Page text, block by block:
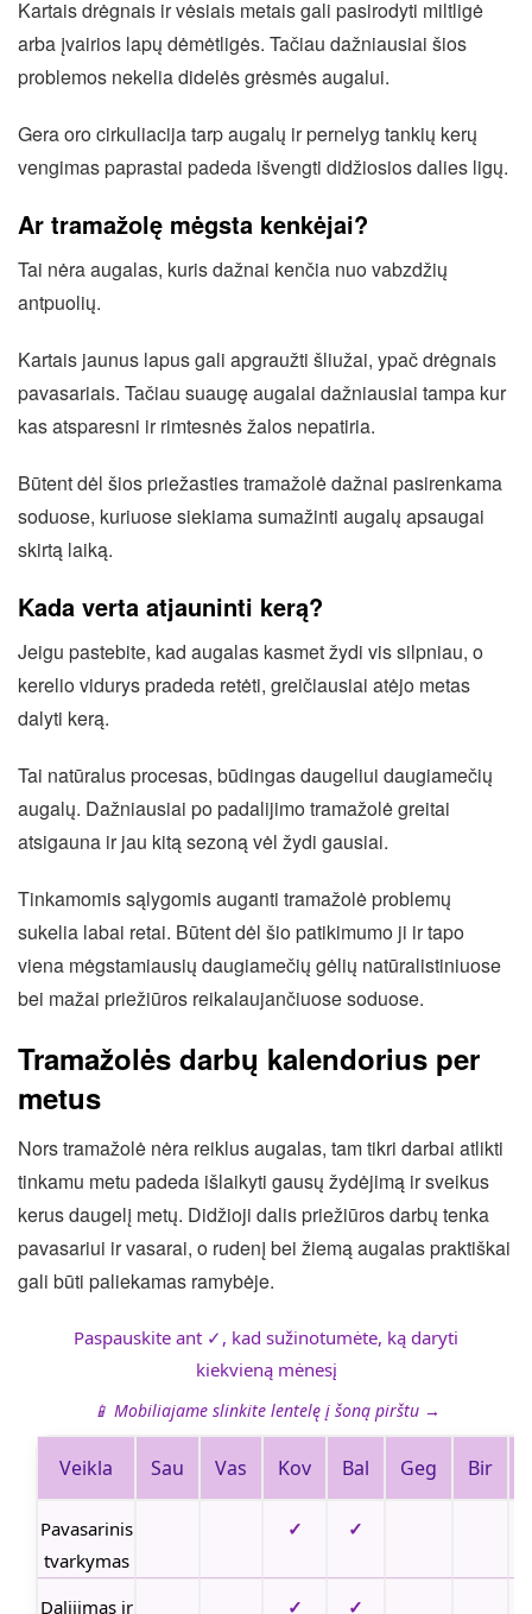
Kartais drėgnais ir vėsiais metais gali pasirodyti miltligė
arba įvairios lapų dėmėtligės. Tačiau dažniausiai šios
problemos nekelia didelės grėsmės augalui.
Gera oro cirkuliacija tarp augalų ir pernelyg tankių kerų
vengimas paprastai padeda išvengti didžiosios dalies ligų.
Ar tramažolę mėgsta kenkėjai?
Tai nėra augalas, kuris dažnai kenčia nuo vabzdžių
antpuolių.
Kartais jaunus lapus gali apgraužti šliužai, ypač drėgnais
pavasariais. Tačiau suaugę augalai dažniausiai tampa kur
kas atsparesni ir rimtesnės žalos nepatiria.
Būtent dėl šios priežasties tramažolė dažnai pasirenkama
soduose, kuriuose siekiama sumažinti augalų apsaugai
skirtą laiką.
Kada verta atjauninti kerą?
Jeigu pastebite, kad augalas kasmet žydi vis silpniau, o
kerelio vidurys pradeda retėti, greičiausiai atėjo metas
dalyti kerą.
Tai natūralus procesas, būdingas daugeliui daugiamečių
augalų. Dažniausiai po padalijimo tramažolė greitai
atsigauna ir jau kitą sezoną vėl žydi gausiai.
Tinkamomis sąlygomis auganti tramažolė problemų
sukelia labai retai. Būtent dėl šio patikimumo ji ir tapo
viena mėgstamiausių daugiamečių gėlių natūralistiniuose
bei mažai priežiūros reikalaujančiuose soduose.
Tramažolės darbų kalendorius per
metus
Nors tramažolė nėra reiklus augalas, tam tikri darbai atlikti
tinkamu metu padeda išlaikyti gausų žydėjimą ir sveikus
kerus daugelį metų. Didžioji dalis priežiūros darbų tenka
pavasariui ir vasarai, o rudenį bei žiemą augalas praktiškai
gali būti paliekamas ramybėje.
Paspauskite ant ✓, kad sužinotumėte, ką daryti
kiekvieną mėnesį
📱 Mobiliajame slinkite lentelę į šoną pirštu →
Veikla Sau Vas Kov Bal Geg Bir
Pavasarinis
tvarkymas
✓ ✓
Dalijimas ir ✓ ✓